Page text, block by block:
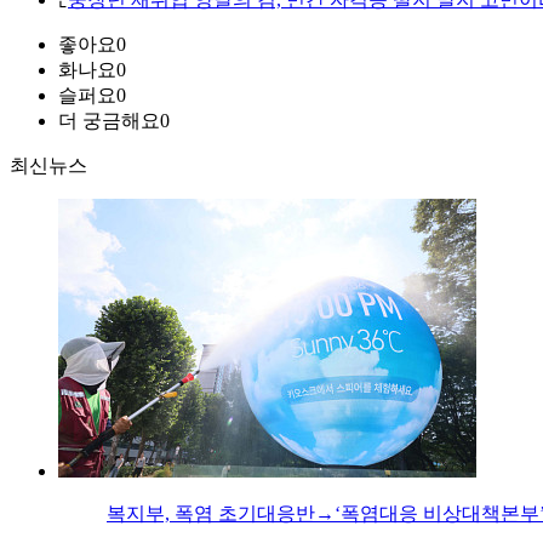
좋아요0
화나요0
슬퍼요0
더 궁금해요0
최신뉴스
복지부, 폭염 초기대응반→‘폭염대응 비상대책본부